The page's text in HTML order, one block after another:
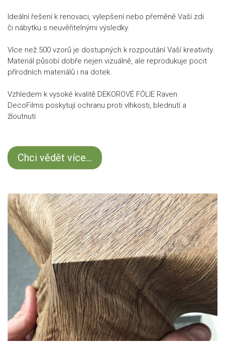
Ideální řešení k renovaci, vylepšení nebo přeměně Vaší zdi
či nábytku s neuvěřitelnými výsledky.
Více než 500 vzorů je dostupných k rozpoutání Vaší kreativity.
Materiál působí dobře nejen vizuálně, ale reprodukuje pocit
přírodních materiálů i na dotek.
Vzhledem k vysoké kvalitě DEKOROVÉ FÓLIE Raven
DecoFilms poskytují ochranu proti vlhkosti, blednutí a
žloutnutí.
Chci vědět více...